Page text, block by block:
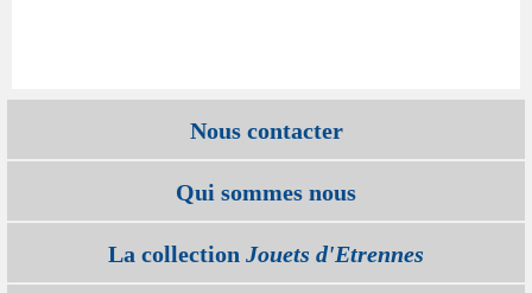
Nous contacter
Qui sommes nous
La collection Jouets d'Etrennes